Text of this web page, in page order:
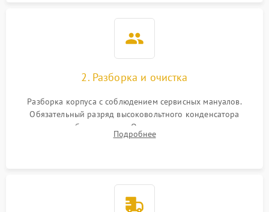
2. Разборка и очистка
Разборка корпуса с соблюдением сервисных мануалов.
Обязательный разряд высоковольтного конденсатора
вспышки для безопасности. Очистка внутренних узлов от
пыли, песка и следов влаги с помощью спецсредств.
Подробнее